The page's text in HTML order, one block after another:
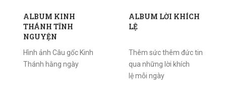
ALBUM KINH
THÁNH TĨNH
NGUYỆN
Hình ảnh Câu gốc Kinh
Thánh hằng ngày
ALBUM LỜI KHÍCH
LỆ
Thêm sức thêm đức tin
qua những lời khích
lệ mỗi ngày